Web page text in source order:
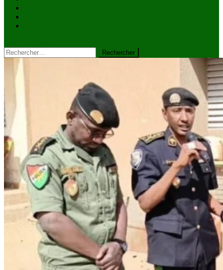
Rechercher :